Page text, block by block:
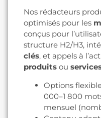
Nos rédacteurs
optimisés pour les
conçus pour
structure H2/H3,
clés, et appels à
produits ou
Options
000–1 800
mensuel